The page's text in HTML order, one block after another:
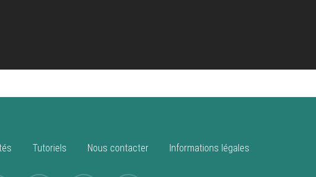
Tutoriels Nous contacter Informations légales